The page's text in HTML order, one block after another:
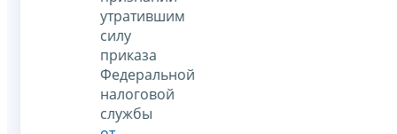
утратившим
силу
приказа
Федеральной
налоговой
службы